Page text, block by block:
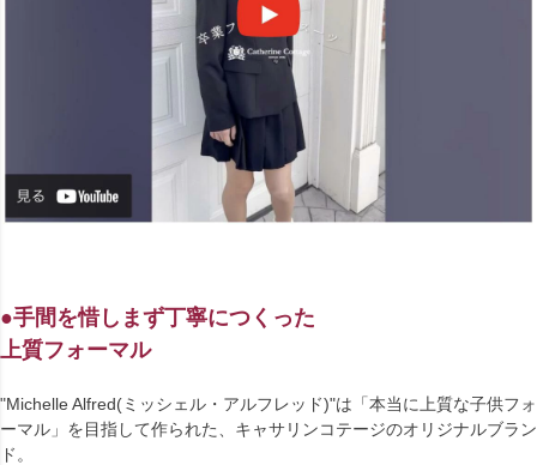
●手間を惜しまず丁寧につくった
上質フォーマル
"Michelle Alfred(ミッシェル・アルフレッド)"は「本当に上質な子供フォ
ーマル」を目指して作られた、キャサリンコテージのオリジナルブラン
ド。